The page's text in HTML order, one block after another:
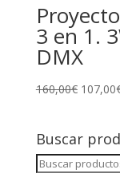
3 en 1.
DMX
160,00€ El
era:
107,00
Buscar
Buscar